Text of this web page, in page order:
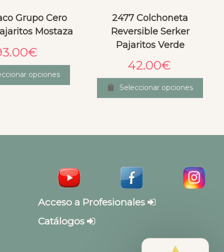
Grupo Cero
Mostaza
€
opciones
2477 Colchoneta
Reversible Serker
Pajaritos Verde
42.00€
Seleccionar opciones
Acceso a Profesionales
Catálogos